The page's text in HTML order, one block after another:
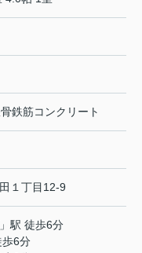
鉄筋コンクリート
１丁目12-9
」駅 徒歩6分
歩6分